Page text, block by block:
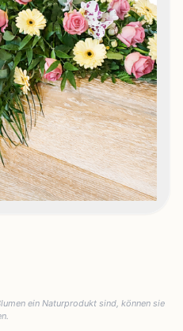
ein Naturprodukt sind, können sie